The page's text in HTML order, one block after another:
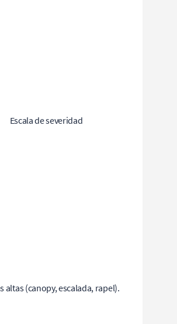
Escala de severidad
altas (canopy, escalada, rapel).